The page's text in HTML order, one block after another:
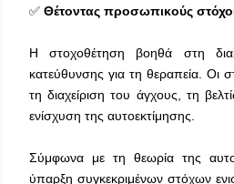
✅ Θέτοντας προσωπικούς
Η στοχοθέτηση βοηθά στη
κατεύθυνσης για τη θεραπεία. Οι
τη διαχείριση του άγχους, τη
ενίσχυση της αυτοεκτίμησης.
Σύμφωνα με τη θεωρία της
ύπαρξη συγκεκριμένων στόχων